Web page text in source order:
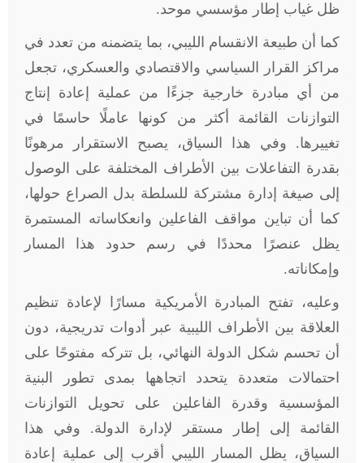
ظل غياب إطار مؤسسي موحد.
كما أن طبيعة الانقسام الليبي، بما يتضمنه من تعدد في
مراكز القرار السياسي والاقتصادي والعسكري، تجعل
من أي مبادرة خارجية جزءًا من عملية إعادة إنتاج
التوازنات القائمة أكثر من كونها عاملًا حاسمًا في
تغييرها. وفي هذا السياق، يصبح الاستقرار مرهونًا
بقدرة التفاعلات بين الأطراف المختلفة على الوصول
إلى صيغة إدارة مشتركة للسلطة بدل الصراع حولها،
كما أن تباين مواقف الفاعلين وانعكاساته المستمرة
يظل عنصرًا محددًا في رسم حدود هذا المسار
وإمكاناته.
وعليه، تفتح المبادرة الأمريكية مسارًا لإعادة تنظيم
العلاقة بين الأطراف الليبية عبر أدوات تدريجية، دون
أن تحسم شكل الدولة النهائي، بل تتركه مفتوحًا على
احتمالات متعددة يتحدد اتجاهها بمدى تطور البنية
المؤسسية وقدرة الفاعلين على تحويل التوازنات
القائمة إلى إطار مستقر لإدارة الدولة. وفي هذا
السياق، يظل المسار الليبي أقرب إلى عملية إعادة